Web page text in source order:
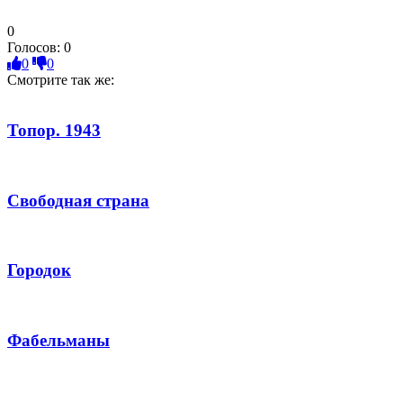
0
Голосов: 0
0
0
Смотрите так же:
Топор. 1943
Свободная страна
Городок
Фабельманы